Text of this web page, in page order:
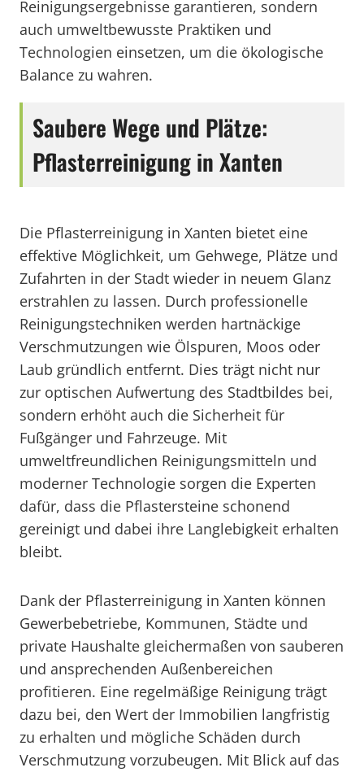
Reinigungsergebnisse garantieren, sondern
auch umweltbewusste Praktiken und
Technologien einsetzen, um die ökologische
Balance zu wahren.
Saubere Wege und Plätze:
Pflasterreinigung in Xanten
Die Pflasterreinigung in Xanten bietet eine
effektive Möglichkeit, um Gehwege, Plätze und
Zufahrten in der Stadt wieder in neuem Glanz
erstrahlen zu lassen. Durch professionelle
Reinigungstechniken werden hartnäckige
Verschmutzungen wie Ölspuren, Moos oder
Laub gründlich entfernt. Dies trägt nicht nur
zur optischen Aufwertung des Stadtbildes bei,
sondern erhöht auch die Sicherheit für
Fußgänger und Fahrzeuge. Mit
umweltfreundlichen Reinigungsmitteln und
moderner Technologie sorgen die Experten
dafür, dass die Pflastersteine schonend
gereinigt und dabei ihre Langlebigkeit erhalten
bleibt.
Dank der Pflasterreinigung in Xanten können
Gewerbebetriebe, Kommunen, Städte und
private Haushalte gleichermaßen von sauberen
und ansprechenden Außenbereichen
profitieren. Eine regelmäßige Reinigung trägt
dazu bei, den Wert der Immobilien langfristig
zu erhalten und mögliche Schäden durch
Verschmutzung vorzubeugen. Mit Blick auf das